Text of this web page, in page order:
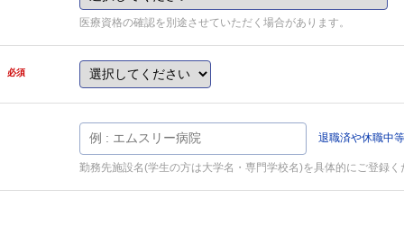
医療資格の確認を別途させていただく場合があります。
必須
退職済や休職中
勤務先施設名(学生の方は大学名・専門学校名)を具体的にご登録く